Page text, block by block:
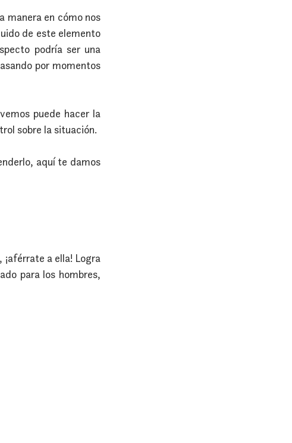
manera en cómo nos
de este elemento
podría ser una
por momentos
puede hacer la
sobre la situación.
aquí te damos
a ella! Logra
para los hombres,